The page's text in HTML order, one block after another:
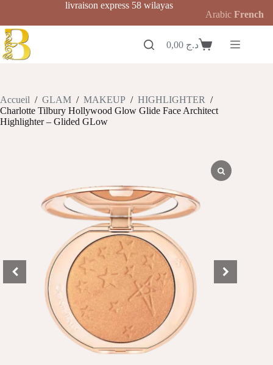
contenu
livraison express 58 wilayas
Panierد.ج
Accueil / GLAM / MAKEUP / HIGHLIGHTER /
Charlotte Tilbury Hollywood Glow Glide Face Architect
Highlighter – Glided GLow
Arabic French